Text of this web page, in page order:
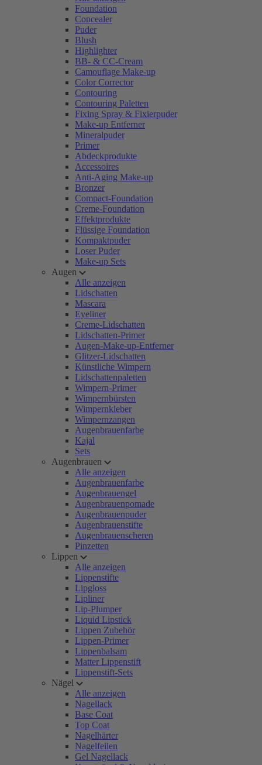
Foundation
Concealer
Puder
Blush
Highlighter
BB- & CC-Cream
Camouflage Make-up
Color Corrector
Contouring
Contouring Paletten
Fixing Spray & Fixierpuder
Make-up Entferner
Mineralpuder
Primer
Abdeckprodukte
Accessoires
Anti-Aging Make-up
Bronzer
Compact-Foundation
Creme-Foundation
Effektprodukte
Flüssige Foundation
Kompaktpuder
Loser Puder
Make-up Sets
Augen
Alle anzeigen
Lidschatten
Mascara
Eyeliner
Creme-Lidschatten
Lidschatten-Primer
Augen-Make-up-Entferner
Glitzer-Lidschatten
Künstliche Wimpern
Lidschattenpaletten
Wimpern-Primer
Wimpernbürsten
Wimpernkleber
Wimpernzangen
Augenbrauenfarbe
Kajal
Sets
Augenbrauen
Alle anzeigen
Augenbrauenfarbe
Augenbrauengel
Augenbrauenpomade
Augenbrauenpuder
Augenbrauenstifte
Augenbrauenscheren
Pinzetten
Lippen
Alle anzeigen
Lippenstifte
Lipgloss
Lipliner
Lip-Plumper
Liquid Lipstick
Lippen Zubehör
Lippen-Primer
Lippenbalsam
Matter Lippenstift
Lippenstift-Sets
Nägel
Alle anzeigen
Nagellack
Base Coat
Top Coat
Nagelhärter
Nagelfeilen
Gel Nagellack